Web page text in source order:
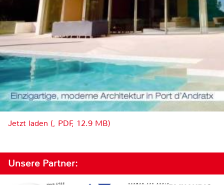
Jetzt laden (, PDF, 12.9 MB)
Unsere Partner: